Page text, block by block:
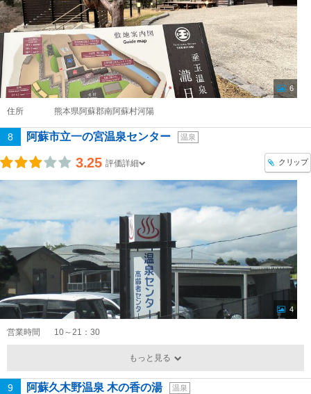
6
住所 熊本県阿蘇郡南阿蘇村河陽
8 阿蘇市立一の宮温泉センター 温泉
3.25 評価詳細 クリップ
4
営業時間 10～21：30
もっと見る
9 阿蘇久木野温泉 木の香の湯 温泉